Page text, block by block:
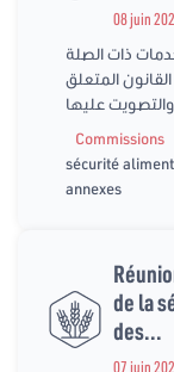
08 juin
ذات الصلة
المتعلق
Commissions
sécurité
annexes
de la
des...
07 juin